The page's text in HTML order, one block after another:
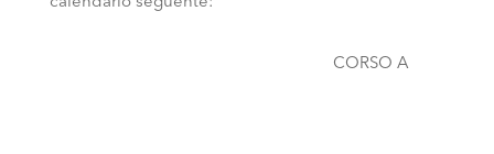
CORSO A